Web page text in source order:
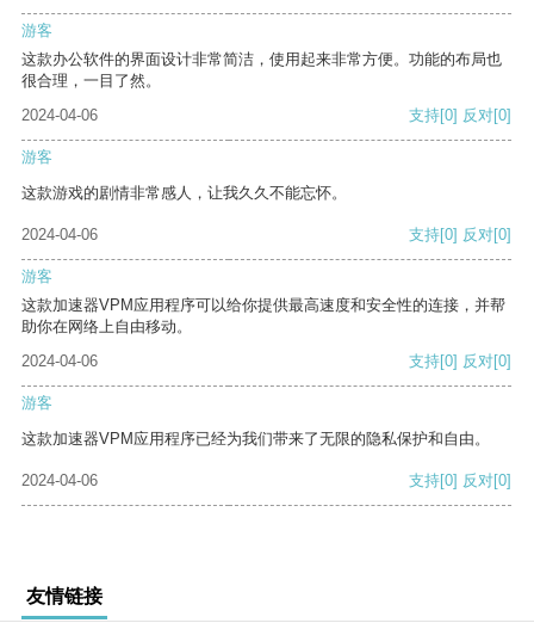
游客
这款办公软件的界面设计非常简洁，使用起来非常方便。功能的布局也
很合理，一目了然。
2024-04-06
支持[0] 反对[0]
游客
这款游戏的剧情非常感人，让我久久不能忘怀。
2024-04-06 支持[0] 反对[0]
游客
这款加速器VPM应用程序可以给你提供最高速度和安全性的连接，并帮
助你在网络上自由移动。
2024-04-06
支持[0] 反对[0]
游客
这款加速器VPM应用程序已经为我们带来了无限的隐私保护和自由。
2024-04-06 支持[0] 反对[0]
友情链接